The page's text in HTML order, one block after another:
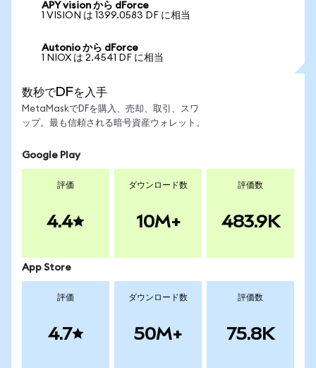
APY vision から dForce
1 VISION は 1399.0583 DF に相当
Autonio から dForce
1 NIOX は 2.4541 DF に相当
数秒でDFを入手
MetaMaskでDFを購入、売却、取引、スワ
ップ。最も信頼される暗号資産ウォレット。
Google Play
評価
4.4
ダウンロード数
10M+
評価数
483.9K
App Store
評価
4.7
ダウンロード数
50M+
評価数
75.8K